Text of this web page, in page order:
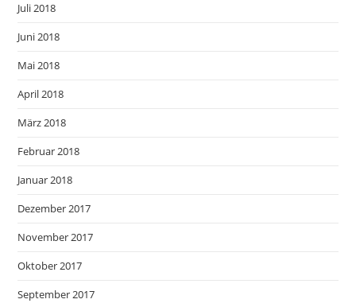
Juli 2018
Juni 2018
Mai 2018
April 2018
März 2018
Februar 2018
Januar 2018
Dezember 2017
November 2017
Oktober 2017
September 2017